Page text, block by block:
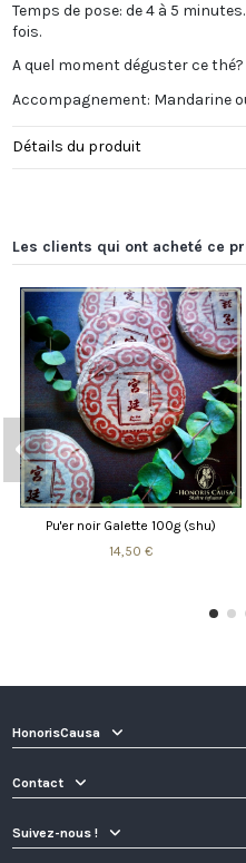
Temps de pose: de 4 à 5
fois.
A quel moment déguster ce
Accompagnement: Mandarine
Détails du produit
Les clients qui ont acheté ce
Pu'er noir Galette 100g (shu)
14,50 €
HonorisCausa
Contact
Suivez-nous !